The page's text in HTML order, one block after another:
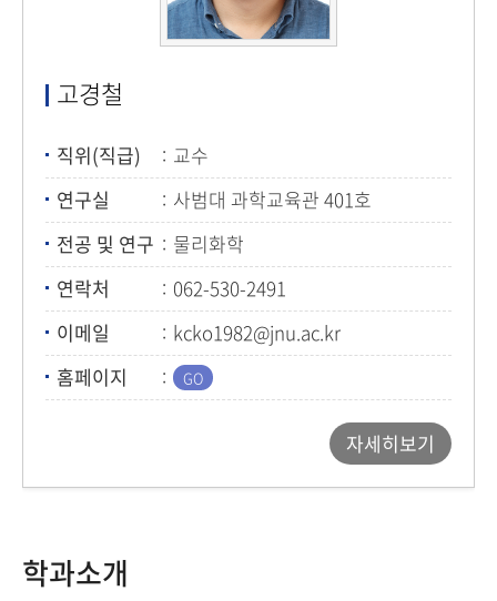
고경철
직위(직급)
교수
연구실
사범대 과학교육관 401호
전공 및 연구
물리화학
연락처
062-530-2491
이메일
kcko1982@jnu.ac.kr
홈페이지
자세히보기
학과소개